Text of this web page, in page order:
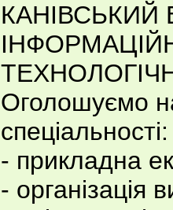
КАНІВСЬКИЙ
Оголошуємо
спеціальності:
- прикладна
- організація